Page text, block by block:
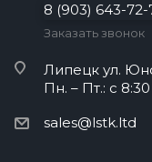
8 (903) 643-72-
Заказать звонок
Липецк ул.
Пн. – Пт.: с
sales@lstk.ltd